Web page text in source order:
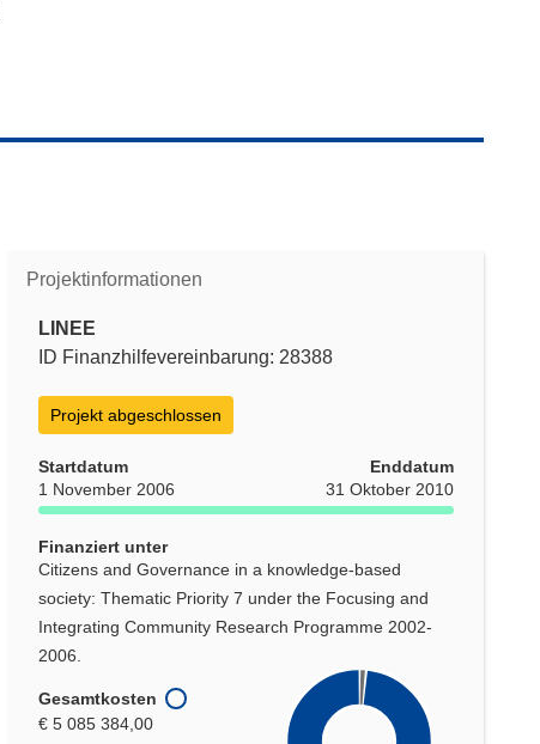
Projektinformationen
LINEE
ID Finanzhilfevereinbarung: 28388
Projekt abgeschlossen
Startdatum
1 November 2006
Enddatum
31 Oktober 2010
Finanziert unter
Citizens and Governance in a knowledge-based
society: Thematic Priority 7 under the Focusing and
Integrating Community Research Programme 2002-
2006.
Gesamtkosten
€ 5 085 384,00